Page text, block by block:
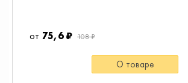
75,6 ₽ 108 ₽
О товаре